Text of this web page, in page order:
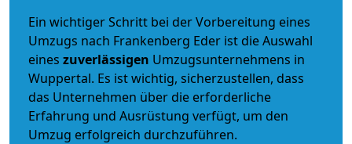
Ein wichtiger Schritt bei der Vorbereitung eines
Umzugs nach Frankenberg Eder ist die Auswahl
eines zuverlässigen Umzugsunternehmens in
Wuppertal. Es ist wichtig, sicherzustellen, dass
das Unternehmen über die erforderliche
Erfahrung und Ausrüstung verfügt, um den
Umzug erfolgreich durchzuführen.